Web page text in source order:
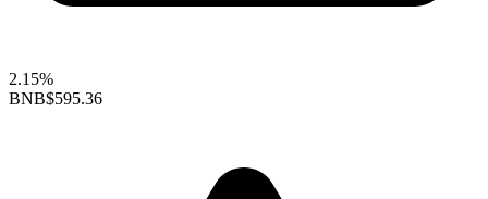
2.15%
BNB$595.36